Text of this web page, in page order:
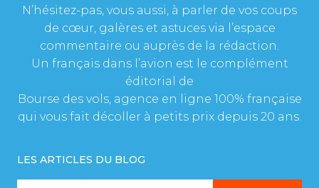
N’hésitez-pas, vous aussi, à parler de vos coups
de cœur, galères et astuces via l’espace
commentaire ou auprès de la rédaction.
Un français dans l’avion est le complément
éditorial de
Bourse des vols, agence en ligne 100% française
qui vous fait décoller à petits prix depuis 20 ans.
LES ARTICLES DU BLOG